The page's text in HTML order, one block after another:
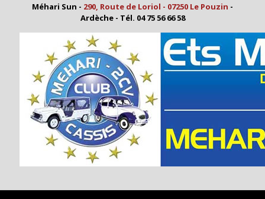
Méhari Sun - 290, Route de Loriol - 07250 Le Pouzin -
Ardèche - Tél. 04 75 56 66 58